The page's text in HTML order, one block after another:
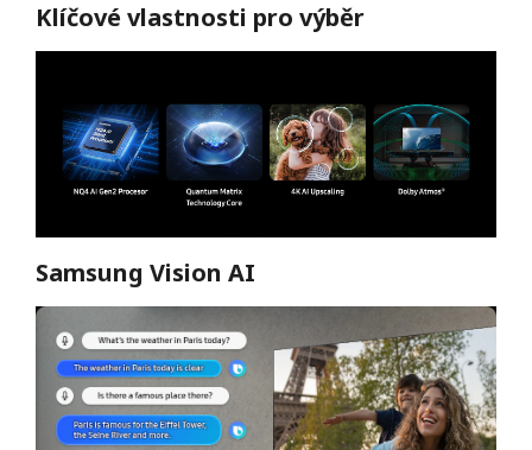
Klíčové vlastnosti pro výběr
Samsung Vision AI